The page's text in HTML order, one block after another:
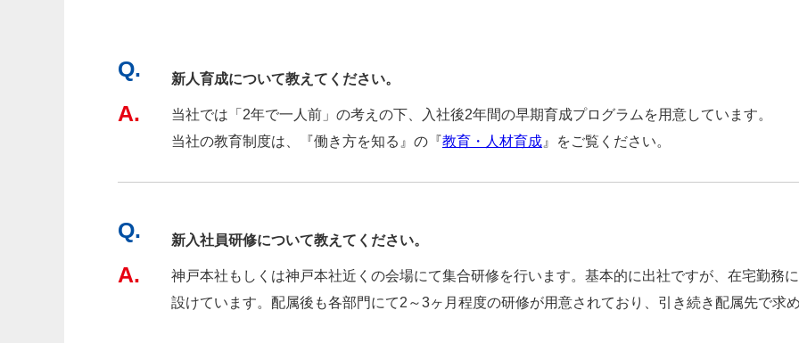
Q. 新人育成について教えてください。
A.
当社では「2年で一人前」の考えの下、入社後2年間の早期育成プログラムを用意しています。
当社の教育制度は、『働き方を知る』の『教育・人材育成 』をご覧ください。
Q. 新入社員研修について教えてください。
A.
神戸本社もしくは神戸本社近くの会場にて集合研修を行います。基本的に出社ですが、在宅勤務
設けています。配属後も各部門にて2～3ヶ月程度の研修が用意されており、引き続き配属先で求